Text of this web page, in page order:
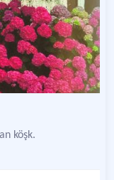
köşk.